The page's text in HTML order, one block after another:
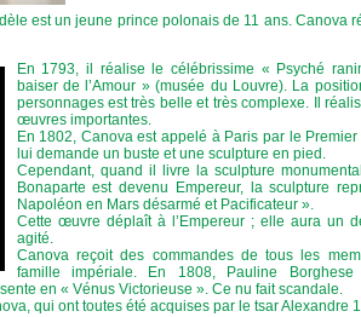
est un jeune prince polonais de 11 ans.
En 1793, il réalise le célébrissime « Psyché
baiser de l’Amour » (musée du Louvre). La
personnages est très belle et très complexe. Il
œuvres importantes.
En 1802, Canova est appelé à Paris par le
lui demande un buste et une sculpture en pied.
Cependant, quand il livre la sculpture
Bonaparte est devenu Empereur, la sculpture
Napoléon en Mars désarmé et Pacificateur ».
Cette œuvre déplaît à l’Empereur ; elle aura un
agité.
Canova reçoit des commandes de tous les
famille impériale. En 1808, Pauline
en « Vénus Victorieuse ». Ce nu fait scandale.
qui ont toutes été acquises par le tsar Alexandre